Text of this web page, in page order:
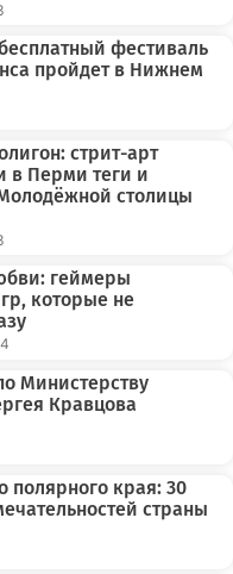
фестиваль
пройдет в Нижнем
стрит-арт
в Перми теги и
столицы
геймеры
которые не
Министерству
Кравцова
края: 30
страны